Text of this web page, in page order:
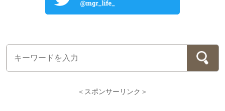
＜スポンサーリンク＞